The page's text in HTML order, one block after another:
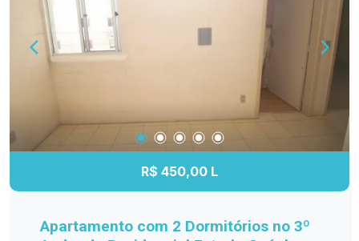
R$ 450,00 L
Apartamento com 2 Dormitórios no 3º